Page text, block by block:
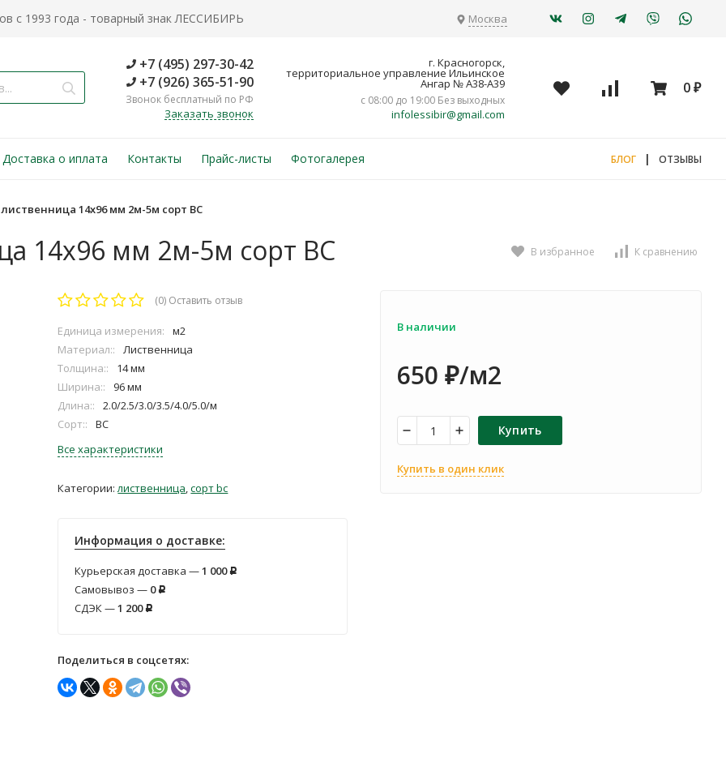
с 1993 года - товарный знак ЛЕССИБИРЬ Москва
+7 (495) 297-30-42
+7 (926) 365-51-90
Звонок бесплатный по РФ
Заказать звонок
г. Красногорск,
территориальное управление Ильинское
Ангар № А38-А39
с 08:00 до 19:00 Без выходных
infolessibir@gmail.com
0 ₽
Доставка о иплата Контакты Прайс-листы Фотогалерея БЛОГ | ОТЗЫВЫ
14х96 мм 2м-5м сорт ВС
14х96 мм 2м-5м сорт ВС В избранное К сравнению
(0) Оставить отзыв
Единица измерения:
м2
Материал::
Лиственница
Толщина::
14 мм
Ширина::
96 мм
Длина::
2.0/2.5/3.0/3.5/4.0/5.0/м
Сорт::
ВС
Все характеристики
Категории:лиственница,сорт bc
Информация о доставке:
Курьерская доставка —1 000 Р
Самовывоз — 0 Р
СДЭК —1 200 Р
Поделиться в соцсетях:
В наличии
650 ₽/м2
Купить
Купить в один клик